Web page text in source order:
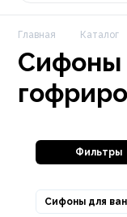
Главная Каталог
Сифоны
Фильтры
Сифоны для